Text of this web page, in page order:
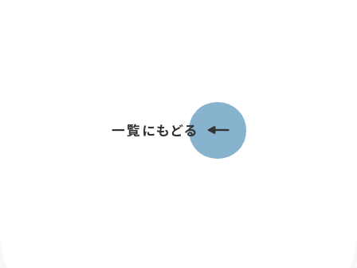
一覧にもどる